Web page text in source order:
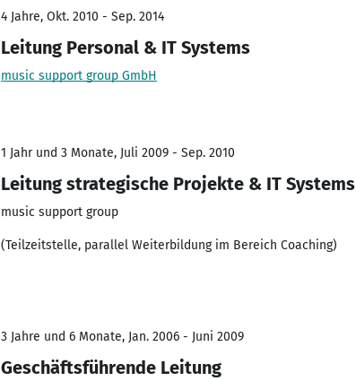
4 Jahre, Okt. 2010 - Sep. 2014
Leitung Personal & IT Systems
music support group GmbH
1 Jahr und 3 Monate, Juli 2009 - Sep. 2010
Leitung strategische Projekte & IT Systems
music support group
(Teilzeitstelle, parallel Weiterbildung im Bereich Coaching)
3 Jahre und 6 Monate, Jan. 2006 - Juni 2009
Geschäftsführende Leitung